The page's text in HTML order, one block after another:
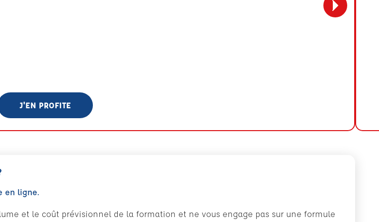
J'EN PROFITE
en ligne.
et le coût prévisionnel de la formation et ne vous engage pas sur une formule